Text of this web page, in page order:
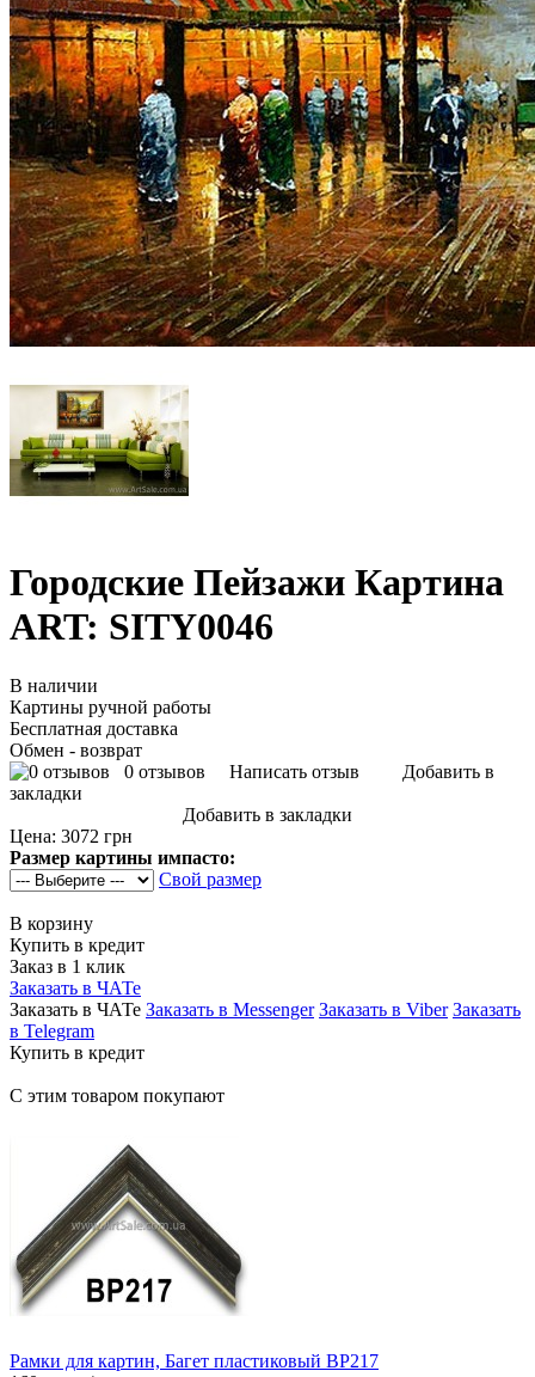
Городские Пейзажи Картина
ART: SITY0046
В наличии
Картины ручной работы
Бесплатная доставка
Обмен - возврат
0 отзывов
Написать отзыв
Добавить в
закладки
Добавить в закладки
Цена: 3072 грн
Размер картины импасто:
Свой размер
В корзину
Купить в кредит
Заказ в 1 клик
Заказать в ЧАТе
Заказать в ЧАТе Заказать в Messenger Заказать в Viber Заказать
в Telegram
Купить в кредит
С этим товаром покупают
Рамки для картин, Багет пластиковый BP217